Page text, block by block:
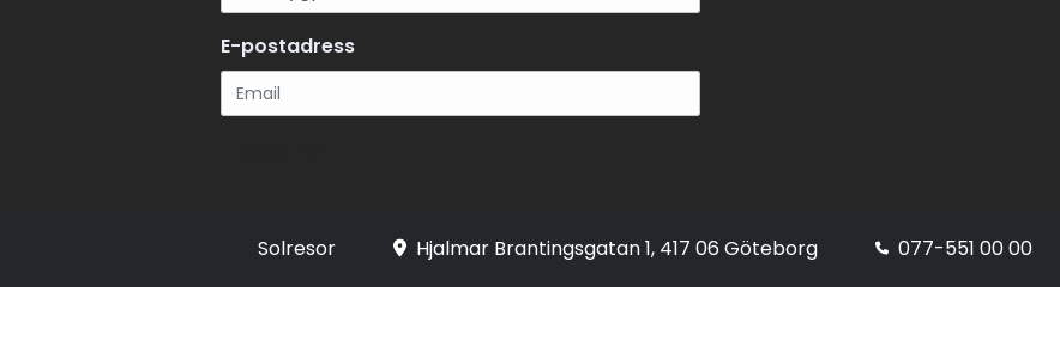
E-postadress
Solresor Hjalmar Brantingsgatan 1, 417 06 Göteborg 077-551 00 00